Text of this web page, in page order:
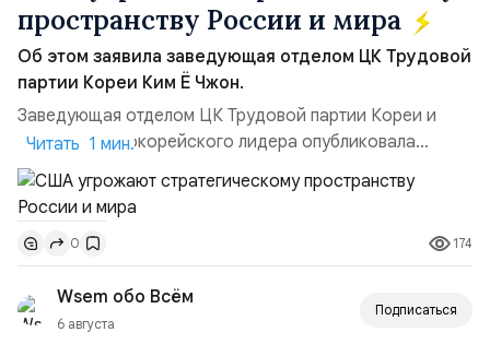
пространству России и мира
Об этом заявила заведующая отделом ЦК Трудовой
партии Кореи Ким Ё Чжон.
Заведующая отделом ЦК Трудовой партии Кореи и
сестра северокорейского лидера опубликовала
заявление для прессы в ответ на проведение Токио
совместных с флотом США запусков крылатых ракет
Томагавк.«Япония отбросила обманчивую видимость
„исключительно оборонительной страны“ и выносит
вопрос о собственном ядерном вооружении на
всеобщее обозрение, одновреме...
Читать 1 мин.
0 174
Wsem обо Всём
6 августа
Подписаться